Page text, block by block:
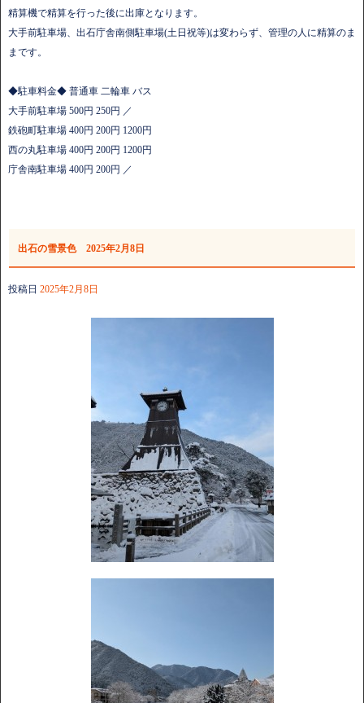
精算機で精算を行った後に出庫となります。
大手前駐車場、出石庁舎南側駐車場(土日祝等)は変わらず、管理の人に精算のま
まです。
◆駐車料金◆ 普通車 二輪車 バス
大手前駐車場 500円 250円 ／
鉄砲町駐車場 400円 200円 1200円
西の丸駐車場 400円 200円 1200円
庁舎南駐車場 400円 200円 ／
出石の雪景色 2025年2月8日
投稿日 2025年2月8日